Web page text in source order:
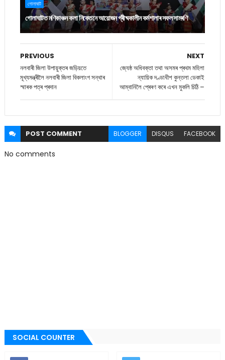
গোলাঘাট
গোলাঘাটত মণিকাঞ্চন কলা নিকেতনে আয়োজন গ্ৰীষ্মকালীন কৰ্মশালাৰ সফল সামৰণি
NEXT
জ্যেষ্ঠ অধিবক্তা তথা অসমৰ প্ৰথম মহিলা
ন্যায়িক দণ্ডাধীশ কুন্তলা ডেকাই
আম্বানিলৈ প্ৰেৰণ কৰে এখন মুকলি চিঠি –
PREVIOUS
নলব‍াৰী জিলা উপায়ুক্তৰ জড়িয়তে
মূখ্যমন্ত্ৰীলৈ নলবাৰী জিলা বিকলাংগ সন্থাৰ
স্মাৰক পত্ৰ প্ৰদান
POST COMMENT BLOGGER DISQUS FACEBOOK
No comments
SOCIAL COUNTER